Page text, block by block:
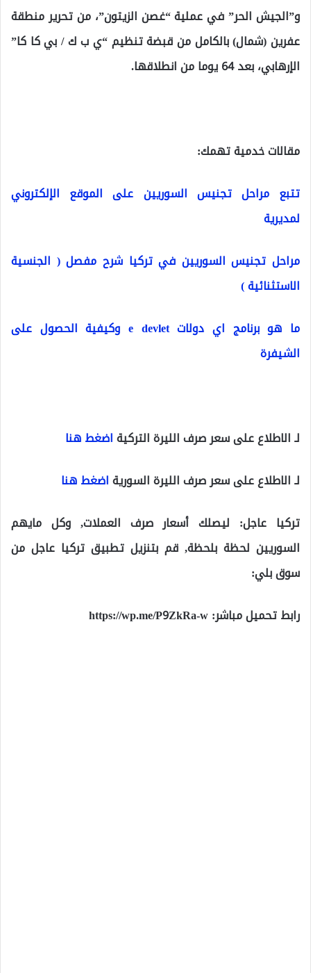
و”الجيش الحر” في عملية “غصن الزيتون”، من تحرير منطقة
عفرين (شمال) بالكامل من قبضة تنظيم “ي ب ك / بي كا كا”
الإرهابي، بعد 64 يوما من انطلاقها.
مقالات خدمية تهمك:
تتبع مراحل تجنيس السوريين على الموقع الإلكتروني
لمديرية
مراحل تجنيس السوريين في تركيا شرح مفصل ( الجنسية
الاستثنائية )
ما هو برنامج اي دولات e devlet وكيفية الحصول على
الشيفرة
لـ الاطلاع على سعر صرف الليرة التركيةاضغط هنا
لـ الاطلاع على سعر صرف الليرة السوريةاضغط هنا
تركيا عاجل: ليصلك أسعار صرف العملات, وكل مايهم
السوريين لحظة بلحظة, قم بتنزيل تطبيق تركيا عاجل من
سوق بلي:
رابط تحميل مباشر:https://wp.me/P9ZkRa-w